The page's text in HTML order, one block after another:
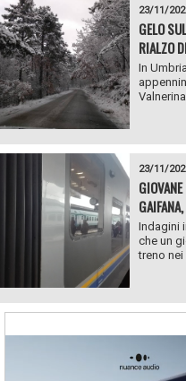
23/11/
GELO
RIALZO
In
23/11/
Indagini
che un
treno nei